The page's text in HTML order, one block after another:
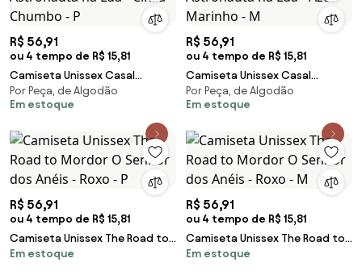
R$ 56,91
ou 4 tempo de R$ 15,81
Camiseta Unissex Casal
Astronauta na Lua - Cinza
Chumbo - P
Por Peça, de Algodão
Em estoque
R$ 56,91
ou 4 tempo de R$ 15,81
Camiseta Unissex Casal
Astronauta na Lua - Azul
Marinho - M
Por Peça, de Algodão
Em estoque
R$ 56,91
ou 4 tempo de R$ 15,81
Camiseta Unissex The Road to
Mordor O Senhor dos Anéis -
Em estoque
R$ 56,91
ou 4 tempo de R$ 15,81
Camiseta Unissex The Road to
Mordor O Senhor dos Anéis -
Em estoque